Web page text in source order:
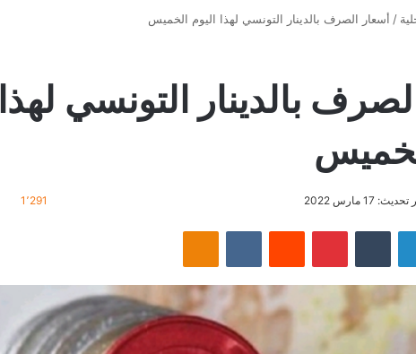
/ أسعار الصرف بالدينار التونسي لهذا اليوم الخميس
بالدينار التونسي لهذا
17 مارس 2022 1٬291
لينكدإن بينتيريست Odnoklassniki